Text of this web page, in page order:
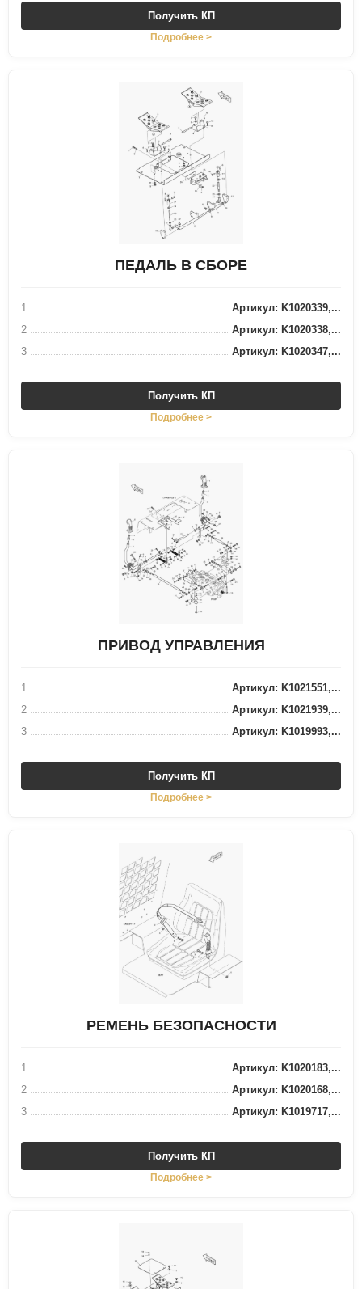
Получить КП
Подробнее >
ПЕДАЛЬ В СБОРЕ
1
Артикул: K1020339,...
2
Артикул: K1020338,...
3
Артикул: K1020347,...
Получить КП
Подробнее >
ПРИВОД УПРАВЛЕНИЯ
1
Артикул: K1021551,...
2
Артикул: K1021939,...
3
Артикул: K1019993,...
Получить КП
Подробнее >
РЕМЕНЬ БЕЗОПАСНОСТИ
1
Артикул: K1020183,...
2
Артикул: K1020168,...
3
Артикул: K1019717,...
Получить КП
Подробнее >